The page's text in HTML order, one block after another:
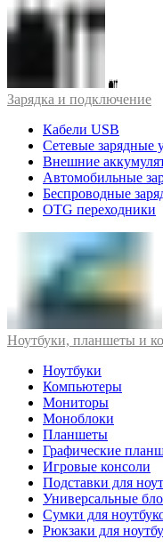
Зарядка и подключение
Кабели USB
Сетевые зарядные
Внешние
Автомобильные
Беспроводные
OTG переходники
Ноутбуки, планшеты и
Ноутбуки
Компьютеры
Мониторы
Моноблоки
Планшеты
Графические
Игровые консоли
Подставки для
Универсальные
Сумки для
Рюкзаки для